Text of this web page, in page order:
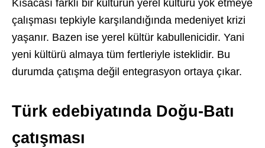
Kısacası farklı bir kültürün yerel kültürü yok etmeye
çalışması tepkiyle karşılandığında medeniyet krizi
yaşanır. Bazen ise yerel kültür kabullenicidir. Yani
yeni kültürü almaya tüm fertleriyle isteklidir. Bu
durumda çatışma değil entegrasyon ortaya çıkar.
Türk edebiyatında Doğu-Batı
çatışması